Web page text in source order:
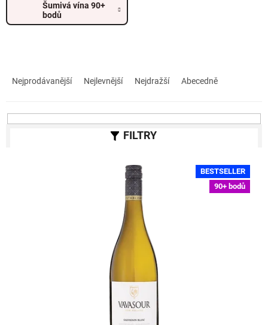
Šumivá vína 90+
bodů
n
Nejprodávanější Nejlevnější Nejdražší Abecedně
BESTSELLER
90+ bodů